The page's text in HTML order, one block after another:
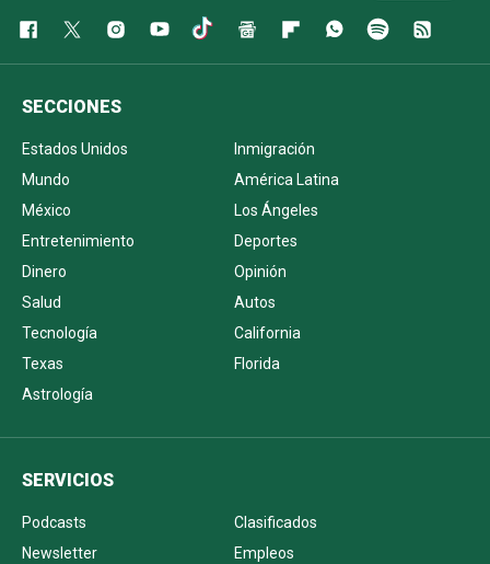
SECCIONES
Estados Unidos
Inmigración
Mundo
América Latina
México
Los Ángeles
Entretenimiento
Deportes
Dinero
Opinión
Salud
Autos
Tecnología
California
Texas
Florida
Astrología
SERVICIOS
Podcasts
Clasificados
Newsletter
Empleos